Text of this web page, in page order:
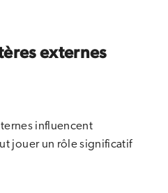
externes
influencent
jouer un rôle significatif